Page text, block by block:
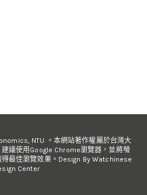
NTU 。本網站著作權屬於台灣大
議使用Google Chrome瀏覽器，並將螢
最佳瀏覽效果。Design By Watchinese
Center